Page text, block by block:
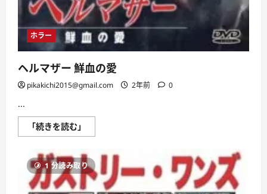
ホラー
ヘルマザー 鮮血の愛
pikakichi2015@gmail.com 2年前 0
...
「続きを読む」
ル
ザ
ー
鮮
血
の
1 分読み取り